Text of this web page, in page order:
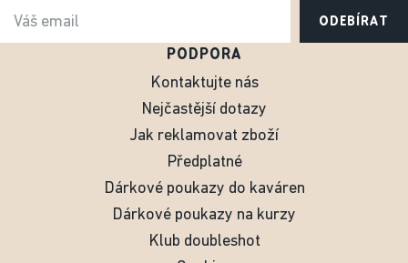
ODEBÍRAT
PODPORA
Kontaktujte nás
Nejčastější dotazy
Jak reklamovat zboží
Předplatné
Dárkové poukazy do kaváren
Dárkové poukazy na kurzy
Klub doubleshot